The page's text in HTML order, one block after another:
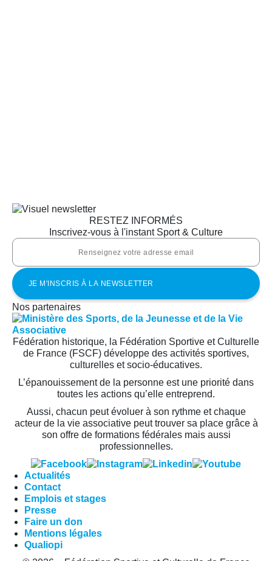
RESTEZ INFORMÉS
Inscrivez-vous à l'instant Sport & Culture
Nos partenaires
Fédération historique, la Fédération Sportive et Culturelle
de France (FSCF) développe des activités sportives,
culturelles et socio-éducatives.
L’épanouissement de la personne est une priorité dans
toutes les actions qu’elle entreprend.
Aussi, chacun peut évoluer à son rythme et chaque
acteur de la vie associative peut trouver sa place grâce à
son offre de formations fédérales mais aussi
professionnelles.
Actualités
Contact
Emplois et stages
Presse
Faire un don
Mentions légales
Qualiopi